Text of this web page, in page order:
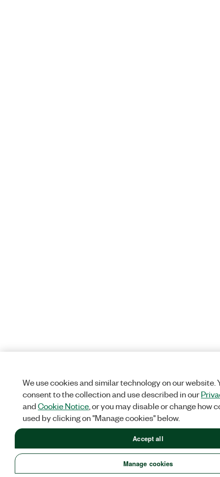
We use cookies and similar technology on our website.
consent to the collection and use described in our
andCookie Notice , or you may disable or change how
used by clicking on "Manage cookies" below.
Manage cookies
Accept all